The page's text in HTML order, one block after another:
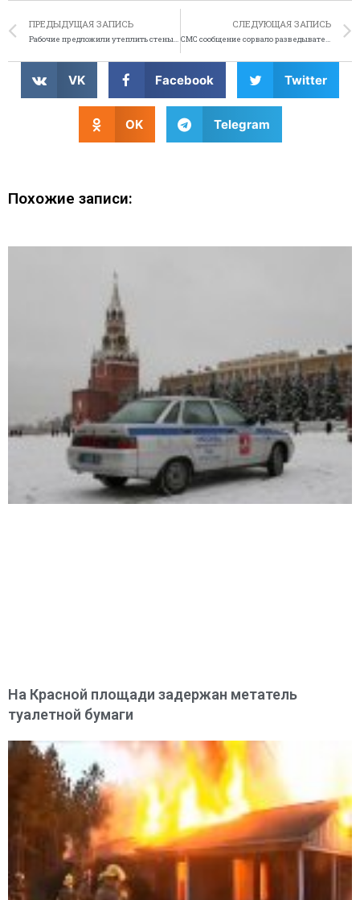
ПРЕДЫДУЩАЯ ЗАПИСЬ
Рабочие предложили утеплить стены мехом нутрии
СЛЕДУЮЩАЯ ЗАПИСЬ
СМС сообщение сорвало разведывательную операцию
VK Facebook Twitter
OK Telegram
Похожие записи:
На Красной площади задержан метатель
туалетной бумаги